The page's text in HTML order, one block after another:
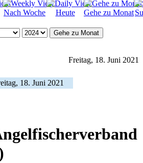
Nach Woche Heute Gehe zu Monat
Gehe zu Monat
Freitag, 18. Juni 2021
18. Juni 2021